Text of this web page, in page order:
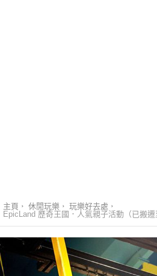
主頁 休閒玩樂
玩樂好去處
EpicLand 歷奇王國．人氣親子活動（已搬遷